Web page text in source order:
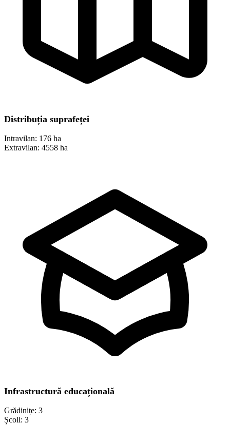
Distribuția suprafeței
Intravilan: 176 ha
Extravilan: 4558 ha
Infrastructură educațională
Grădinițe: 3
Școli: 3